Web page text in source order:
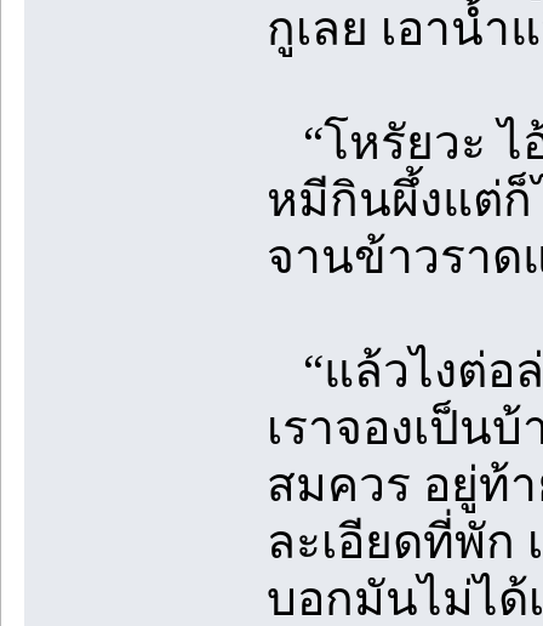
กูเลย เอาน้
“โหรัยวะ
หมีกินผึ้งแต่
จานข้าวราด
“แล้วไงต่อ
เราจองเป็น
สมควร อยู่ท้
ละเอียดที่พัก
บอกมันไม่ได้